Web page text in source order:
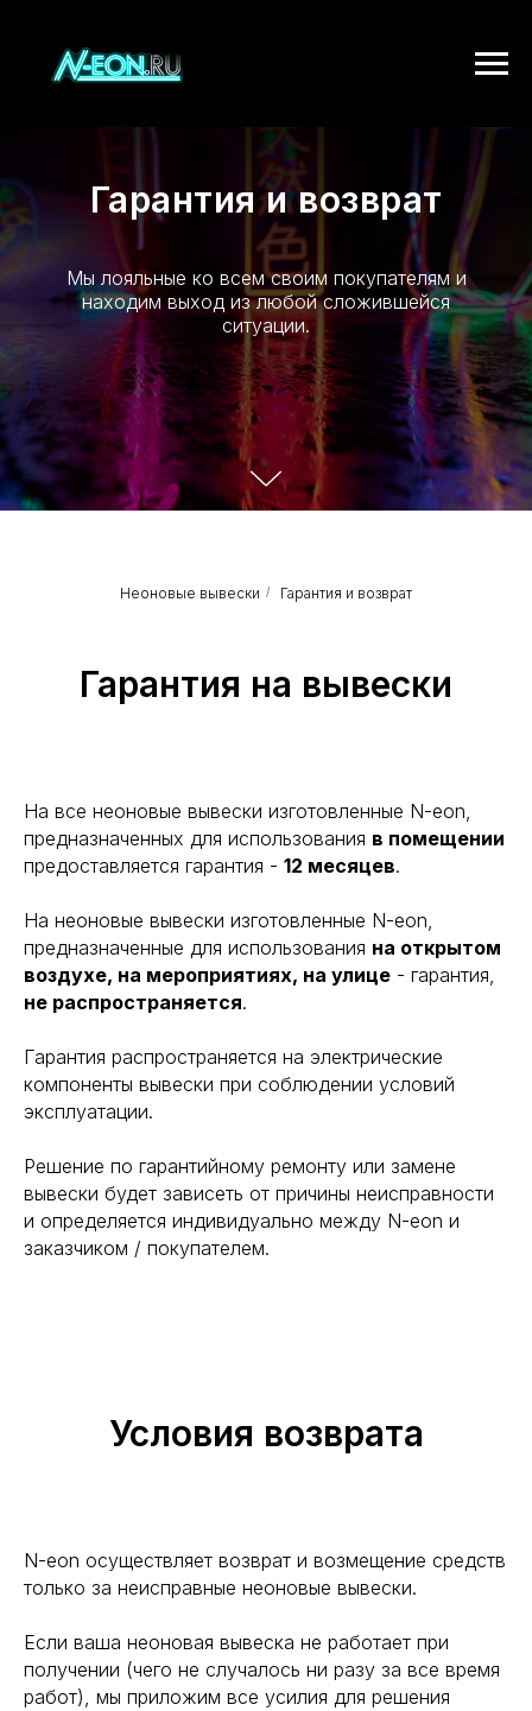
Гарантия и возврат
Мы лояльные ко всем своим покупателям и
находим выход из любой сложившейся
ситуации.
Неоновые вывески / Гарантия и возврат
Гарантия на вывески
На все неоновые вывески изготовленные N-eon,
предназначенных для использования в помещении
предоставляется гарантия - 12 месяцев.
На неоновые вывески изготовленные N-eon,
предназначенные для использования на открытом
воздухе, на мероприятиях, на улице - гарантия,
не распространяется.
Гарантия распространяется на электрические
компоненты вывески при соблюдении условий
эксплуатации.
Решение по гарантийному ремонту или замене
вывески будет зависеть от причины неисправности
и определяется индивидуально между N-eon и
заказчиком / покупателем.
Условия возврата
N-eon осуществляет возврат и возмещение средств
только за неисправные неоновые вывески.
Если ваша неоновая вывеска не работает при
получении (чего не случалось ни разу за все время
работ), мы приложим все усилия для решения